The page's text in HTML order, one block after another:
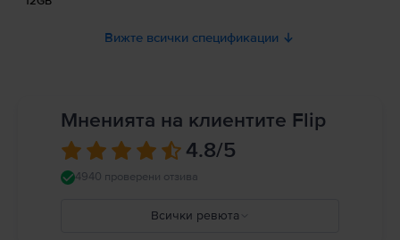
Вижте всички спецификации
Мненията на клиентите Flip
4.8/5
4940 проверени отзива
Всички ревюта